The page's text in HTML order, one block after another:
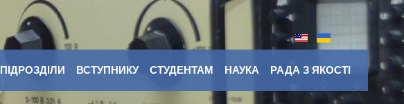
ПІДРОЗДІЛИ ВСТУПНИКУ СТУДЕНТАМ НАУКА РАДА З ЯКОСТІ